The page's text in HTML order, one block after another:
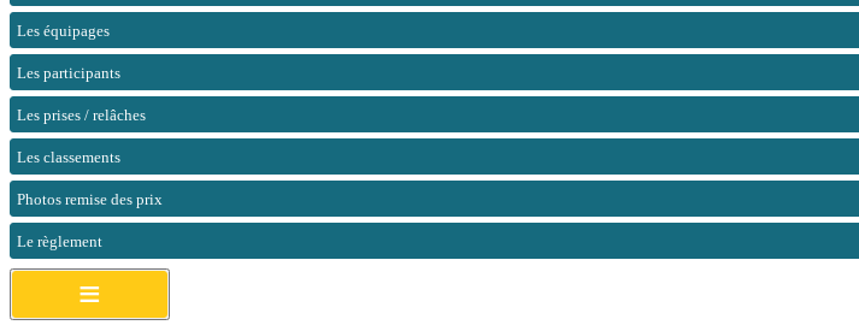
Les équipages
Les participants
Les prises / relâches
Les classements
Photos remise des prix
Le règlement
≡